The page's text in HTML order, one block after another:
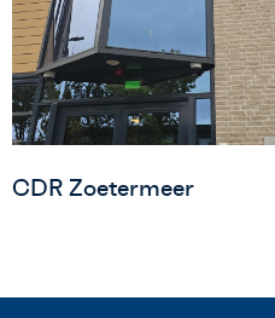
CDR Zoetermeer